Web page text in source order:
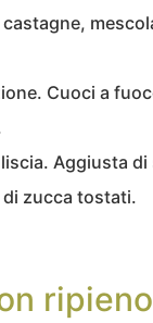
Cuoci a
Aggiusta di
di zucca tostati.